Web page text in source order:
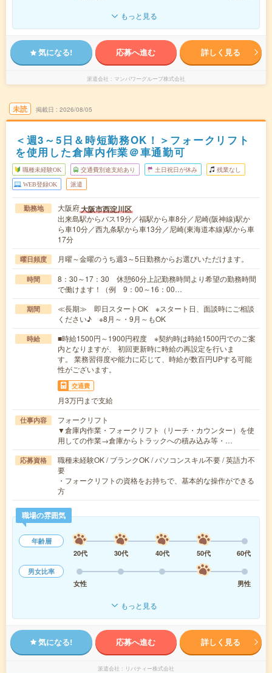
もっと見る
気になる! 応募へ進む 詳しく見る
派遣会社 マンパワーグループ株式会社
未読 掲載日 2026/08/05
＜週3～5日＆時短勤務OK！＞フォークリフト
を使用した倉庫内作業＠車通勤可
職種未経験OK 交通費別途支給あり 土日祝日が休み 残業なし
WEB登録OK 派遣
勤務地 大阪府大阪市西淀川区
出来島駅からバス19分／福駅から車8分／尼崎(阪神線)駅か
ら車10分／西九条駅から車13分／尼崎(東海道本線)駅から車
17分
曜日頻度 月曜～金曜のうち週3～5日勤務からお選びいただけます。
時間
8：30～17：30 休憩60分上記勤務時間より希望の勤務時間
で働けます！（例 9：00～16：00…
期間
≪長期≫ 即日スタートOK ※スタート日、面談時にご相談
ください♪ ※8月～・9月～もOK
時給
■時給1500円～1900円程度 ※契約時は時給1500円でのご案
内となりますが、 初回更新時に時給の再設定を行いま
す。 業務習得度や能力に応じて、時給が数百円UPする可能
性がございます。
交通費
月3万円まで支給
仕事内容
フォークリフト
▼倉庫内作業・フォークリフト（リーチ・カウンター）を使
用しての作業→倉庫からトラックへの積み込み等・…
応募資格
職種未経験OK / ブランクOK / パソコンスキル不要 / 英語力不
要
・フォークリフトの資格をお持ちで、基本的な操作ができる
方
職場の雰囲気
年齢層
20代
30代 40代 50代
60代
男女比率
女性
男性
もっと見る
気になる! 応募へ進む 詳しく見る
派遣会社 リバティー株式会社